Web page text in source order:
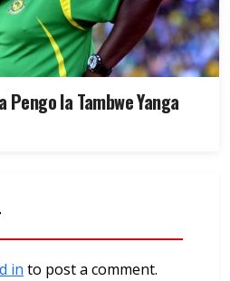
Pengo la Tambwe Yanga
in to post a comment.